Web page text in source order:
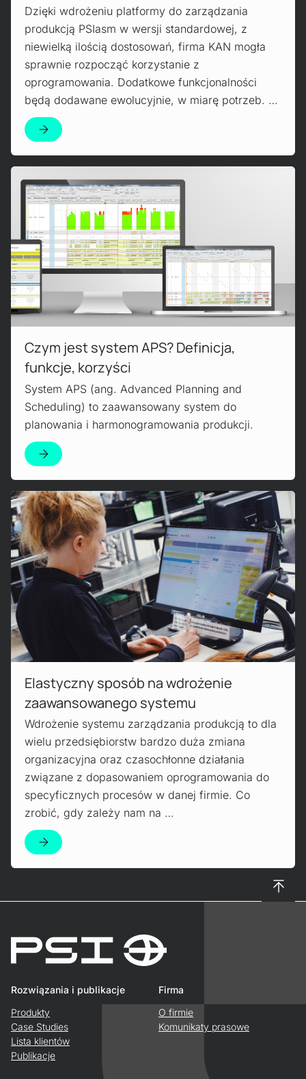
Dzięki wdrożeniu platformy do zarządzania
produkcją PSIasm w wersji standardowej, z
niewielką ilością dostosowań, firma KAN mogła
sprawnie rozpocząć korzystanie z
oprogramowania. Dodatkowe funkcjonalności
będą dodawane ewolucyjnie, w miarę potrzeb. …
Czym jest system APS? Definicja,
funkcje, korzyści
System APS (ang. Advanced Planning and
Scheduling) to zaawansowany system do
planowania i harmonogramowania produkcji.
Elastyczny sposób na wdrożenie
zaawansowanego systemu
Wdrożenie systemu zarządzania produkcją to dla
wielu przedsiębiorstw bardzo duża zmiana
organizacyjna oraz czasochłonne działania
związane z dopasowaniem oprogramowania do
specyficznych procesów w danej firmie. Co
zrobić, gdy zależy nam na …
Czytaj więcej!
Rozwiązania i publikacje
Produkty
Case Studies
Lista klientów
Publikacje
Firma
O firmie
Komunikaty prasowe
Do